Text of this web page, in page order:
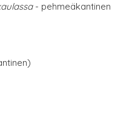
- pehmeäkantinen